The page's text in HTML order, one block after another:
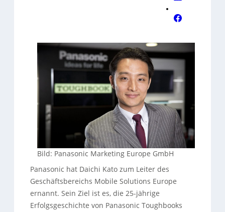
Bild: Panasonic Marketing Europe GmbH
Panasonic hat Daichi Kato zum Leiter des
Geschäftsbereichs Mobile Solutions Europe
ernannt. Sein Ziel ist es, die 25-jährige
Erfolgsgeschichte von Panasonic Toughbooks